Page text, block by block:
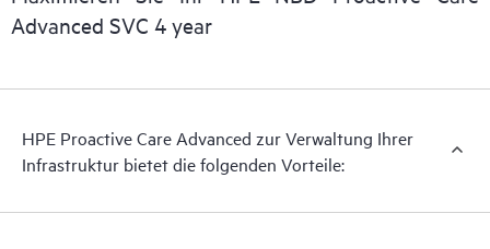
Bei HPE Proactive Care Advanced wird Technologie für
von Daten verwendet, um die Erbringung der Support- und
vollständigen Erbringung und allen Vorteilen dieses
Supportservice profitieren können, muss die aktuelle Version
Advanced SVC 4 year
HPE Proactive Care Advanced zur Verwaltung Ihrer
Infrastruktur bietet die folgenden Vorteile: